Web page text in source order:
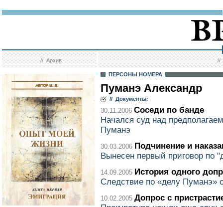
//Архив //
ПЕРСОНЫ НОМЕРА
Пуманэ Александр
// Документы:
30.11.2006 Соседи по банде
Начался суд над
Пуманэ
30.03.2006 Подчинение и
Вынесен первый приговор по
14.09.2005 История одного
Следствие по «делу Пуманэ»
10.02.2005 Допрос с